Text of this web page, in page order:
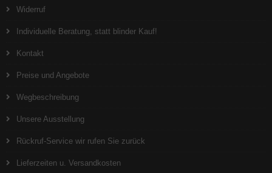
Widerruf
Individuelle Beratung, statt blinder Kauf!
Kontakt
Preise und Angebote
Wegbeschreibung
Unsere Ausstellung
Rückruf-Service wir rufen Sie zurück
Lieferzeiten u. Versandkosten